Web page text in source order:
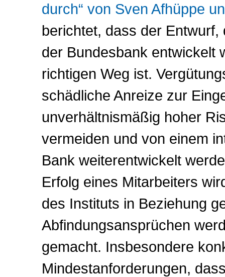
durch“ von Sven Afhüppe
berichtet, dass der Entwurf,
der Bundesbank entwickelt
richtigen Weg ist.
schädliche Anreize zur
unverhältnismäßig hoher
vermeiden und von einem
Bank weiterentwickelt
Erfolg eines Mitarbeiters
des Instituts in Beziehung
Abfindungsansprüchen
gemacht. Insbesondere
Mindestanforderungen,